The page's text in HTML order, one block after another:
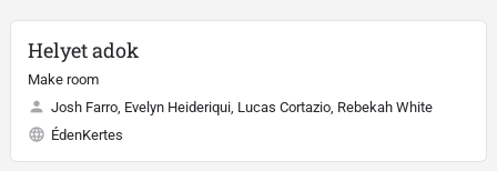
Helyet adok
Make room
Josh Farro, Evelyn Heideriqui, Lucas Cortazio, Rebekah White
ÉdenKertes